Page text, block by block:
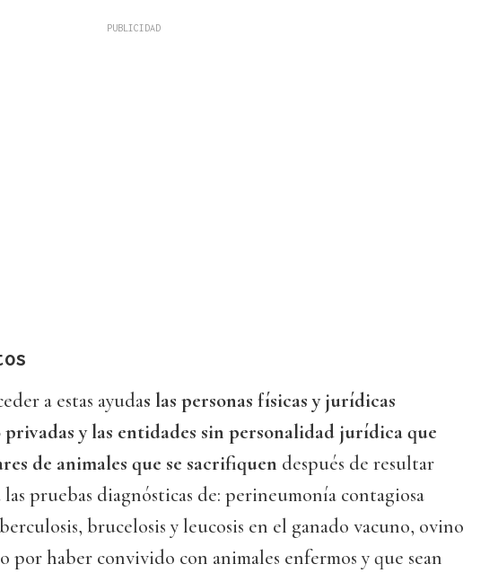
a estas ayudas las personas físicas y jurídicas
y las entidades sin personalidad jurídica que
de animales que se sacrifiquen después de resultar
pruebas diagnósticas de: perineumonía contagiosa
brucelosis y leucosis en el ganado vacuno, ovino
por haber convivido con animales enfermos y que sean